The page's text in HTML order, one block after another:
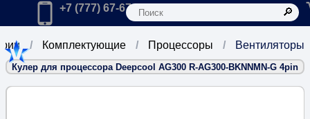
Главная
Позвонить в компанию по телефону:
+7 (777) 67-67-666
Вентиляторы
Процессоры
Комплектующие
Кулер для процессора Deepcool AG300 R-AG300-BKNNMN-G 4pin